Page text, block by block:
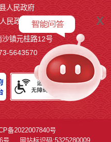
x
人民政府
民政府办公室
镇元桂路12号
5643570
备2022007840号
号
网站标识码:5325280009